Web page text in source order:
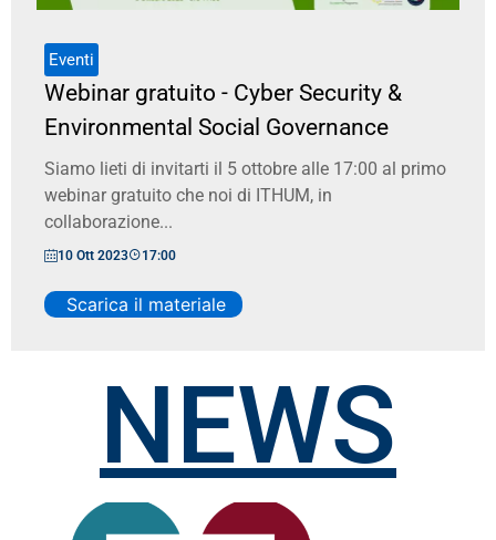
Eventi
Webinar gratuito - Cyber Security &
Environmental Social Governance
Siamo lieti di invitarti il 5 ottobre alle 17:00 al primo
webinar gratuito che noi di ITHUM, in
collaborazione...
10 Ott 2023 17:00
Scarica il materiale
NEWS